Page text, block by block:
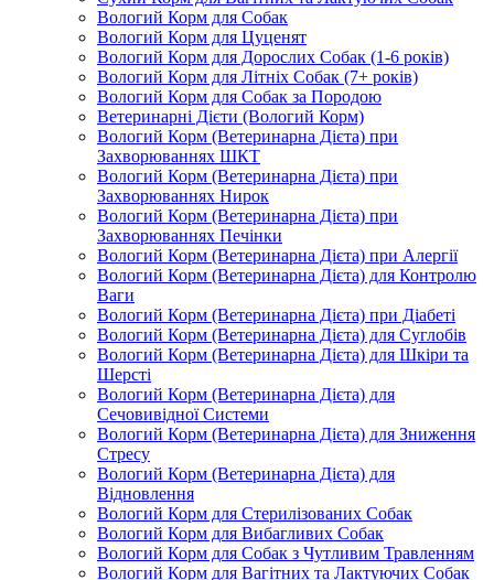
Вологий Корм для Собак
Вологий Корм для Цуценят
Вологий Корм для Дорослих Собак (1-6 років)
Вологий Корм для Літніх Собак (7+ років)
Вологий Корм для Собак за Породою
Ветеринарні Дієти (Вологий Корм)
Вологий Корм (Ветеринарна Дієта) при
Захворюваннях ШКТ
Вологий Корм (Ветеринарна Дієта) при
Захворюваннях Нирок
Вологий Корм (Ветеринарна Дієта) при
Захворюваннях Печінки
Вологий Корм (Ветеринарна Дієта) при Алергії
Вологий Корм (Ветеринарна Дієта) для Контролю
Ваги
Вологий Корм (Ветеринарна Дієта) при Діабеті
Вологий Корм (Ветеринарна Дієта) для Суглобів
Вологий Корм (Ветеринарна Дієта) для Шкіри та
Шерсті
Вологий Корм (Ветеринарна Дієта) для
Сечовивідної Системи
Вологий Корм (Ветеринарна Дієта) для Зниження
Стресу
Вологий Корм (Ветеринарна Дієта) для
Відновлення
Вологий Корм для Стерилізованих Собак
Вологий Корм для Вибагливих Собак
Вологий Корм для Собак з Чутливим Травленням
Вологий Корм для Вагітних та Лактуючих Собак